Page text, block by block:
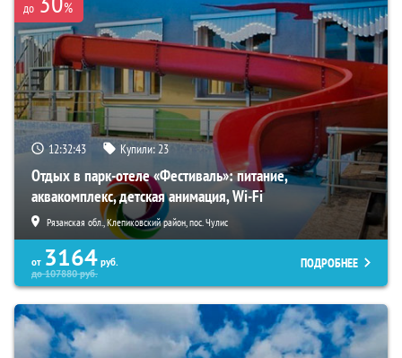
до %
12:32:41 Купили:23
Отдых в парк-отеле «Фестиваль»: питание,
аквакомплекс, детская анимация, Wi-Fi
Рязанская обл., Клепиковский район, пос. Чулис
от 3164 руб.
до107880руб.
ПОДРОБНЕЕ